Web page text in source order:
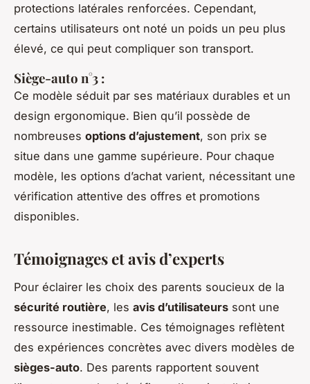
protections latérales renforcées. Cependant,
certains utilisateurs ont noté un poids un peu plus
élevé, ce qui peut compliquer son transport.
Siège-auto n°3 :
Ce modèle séduit par ses matériaux durables et un
design ergonomique. Bien qu’il possède de
nombreuses options d’ajustement, son prix se
situe dans une gamme supérieure. Pour chaque
modèle, les options d’achat varient, nécessitant une
vérification attentive des offres et promotions
disponibles.
Témoignages et avis d’experts
Pour éclairer les choix des parents soucieux de la
sécurité routière, les avis d’utilisateurs sont une
ressource inestimable. Ces témoignages reflètent
des expériences concrètes avec divers modèles de
sièges-auto. Des parents rapportent souvent